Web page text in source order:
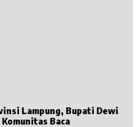
Lampung, Bupati Dewi
Baca